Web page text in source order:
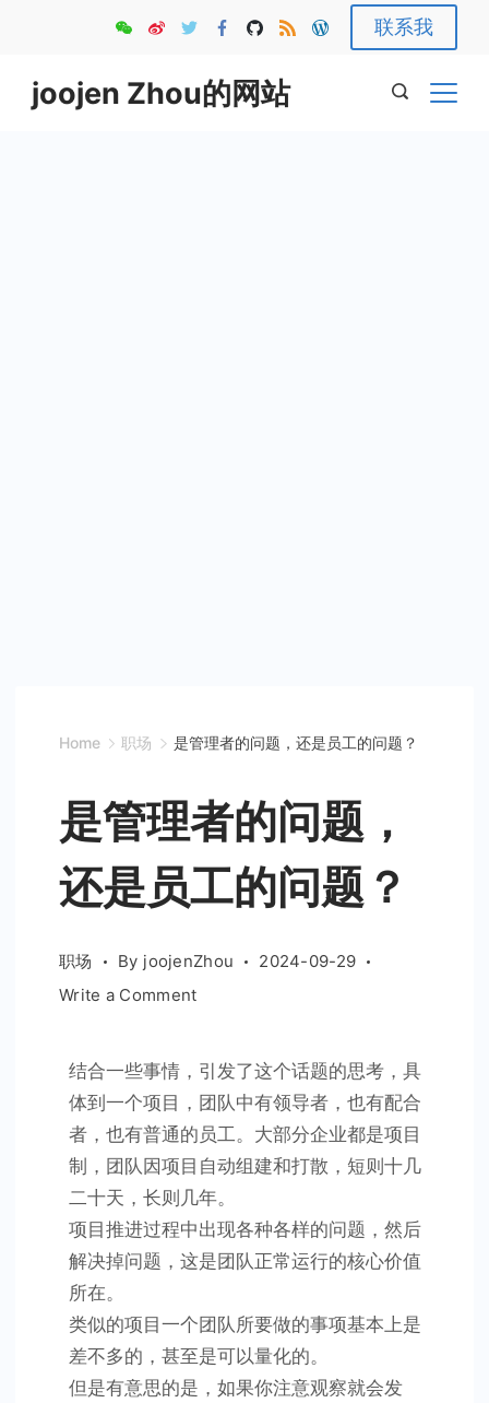
content
联系我
joojen Zhou的网站
Home 职场 是管理者的问题，还是员工的问题？
是管理者的问题，
还是员工的问题？
职场 By joojenZhou
2024-09-29
Write a Commenton
理
者
的
问
题，
还
是
员
的
问
题？
结合一些事情，引发了这个话题的思考，具
体到一个项目，团队中有领导者，也有配合
者，也有普通的员工。大部分企业都是项目
制，团队因项目自动组建和打散，短则十几
二十天，长则几年。
项目推进过程中出现各种各样的问题，然后
解决掉问题，这是团队正常运行的核心价值
所在。
类似的项目一个团队所要做的事项基本上是
差不多的，甚至是可以量化的。
但是有意思的是，如果你注意观察就会发